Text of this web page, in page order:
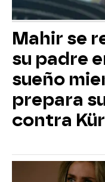
Mahir se
su padre
sueño
prepara
contra